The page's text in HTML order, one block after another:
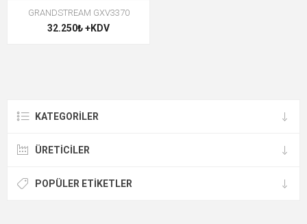
GRANDSTREAM GXV3370
32.250₺ +KDV
KATEGORILER
ÜRETICILER
POPÜLER ETIKETLER